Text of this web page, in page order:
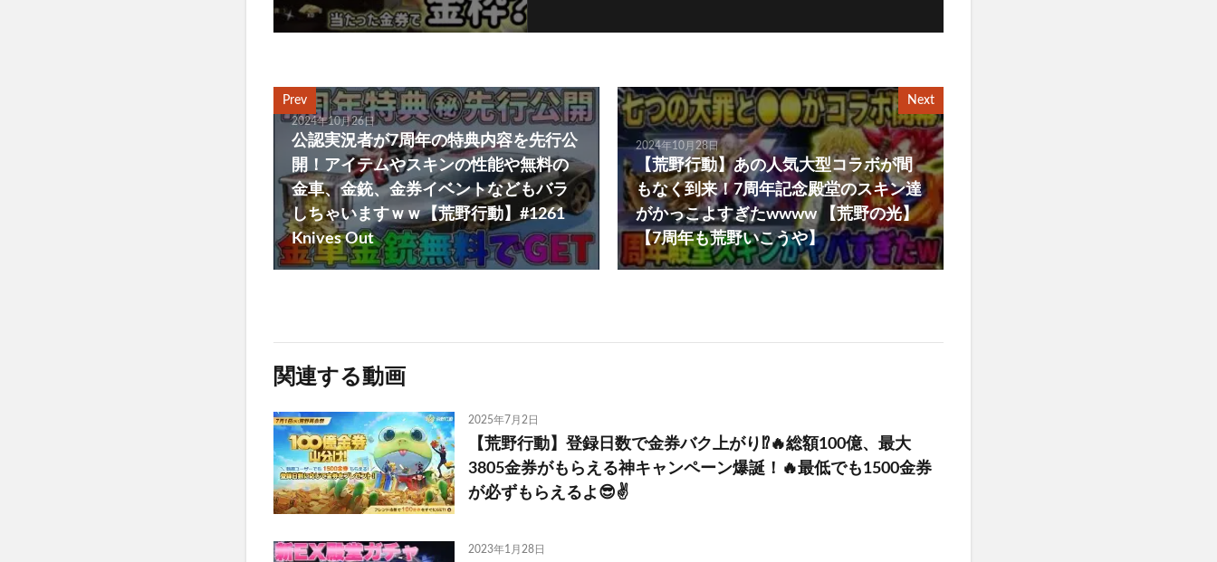
Prev
2024年10月26日
公認実況者が7周年の特典内容を先行公
開！アイテムやスキンの性能や無料の
金車、金銃、金券イベントなどもバラ
しちゃいますｗｗ【荒野行動】#1261
Knives Out
Next
2024年10月28日
【荒野行動】あの人気大型コラボが間
もなく到来！7周年記念殿堂のスキン達
がかっこよすぎたwwww 【荒野の光】
【7周年も荒野いこうや】
関連する動画
2025年7月2日
【荒野行動】登録日数で金券バク上がり⁉️🔥総額100億、最大
3805金券がもらえる神キャンペーン爆誕！🔥最低でも1500金券
が必ずもらえるよ😎✌️
2023年1月28日